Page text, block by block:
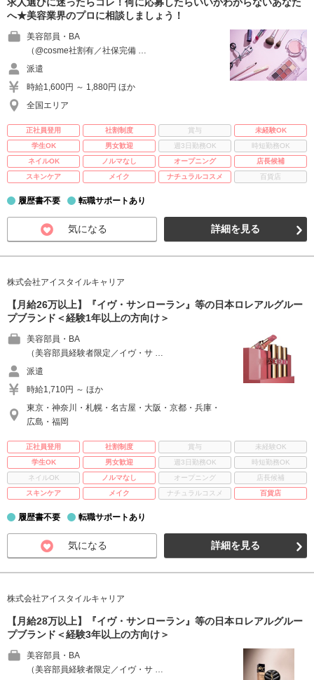
へ★美容業界のプロに相談しましょう！
美容部員・BA
（@cosme社割有／社保完備 …
派遣
時給1,600円 ～ 1,880円 ほか
全国エリア
正社員登用 社割制度 賞与
未経験OK
学生OK
男女歓迎 週3日勤務OK
時短勤務OK
ネイルOK
ノルマなし オープニング
店長候補
スキンケア
メイク ナチュラルコスメ 百貨店
履歴書不要 転職サポートあり
気になる 詳細を見る
株式会社アイスタイルキャリア
【月給26万以上】『イヴ・サンローラン』等の日本ロレアルグルー
プブランド＜経験1年以上の方向け＞
美容部員・BA
（美容部員経験者限定／イヴ・サ …
派遣
時給1,710円 ～ ほか
東京・神奈川・札幌・名古屋・大阪・京都・兵庫・
広島・福岡
正社員登用 社割制度 賞与
未経験OK
学生OK
男女歓迎 週3日勤務OK
時短勤務OK
ネイルOK
ノルマなし オープニング
店長候補
スキンケア
メイク ナチュラルコスメ 百貨店
履歴書不要 転職サポートあり
気になる 詳細を見る
株式会社アイスタイルキャリア
【月給28万以上】『イヴ・サンローラン』等の日本ロレアルグルー
プブランド＜経験3年以上の方向け＞
美容部員・BA
（美容部員経験者限定／イヴ・サ …